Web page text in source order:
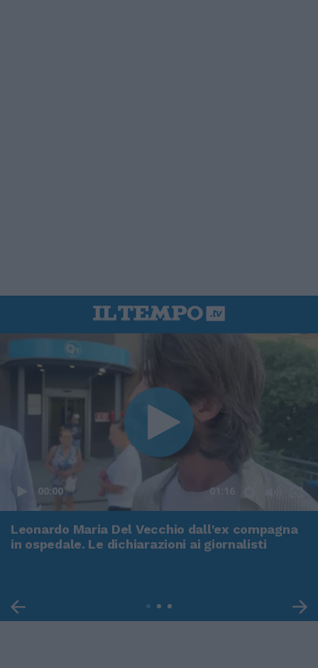
00:00 01:16
Leonardo Maria Del Vecchio dall'ex compagna
in ospedale. Le dichiarazioni ai giornalisti